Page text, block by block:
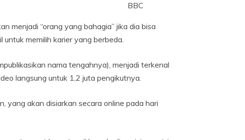
BBC
menjadi “orang yang bahagia” jika dia bisa
memilih karier yang berbeda.
nama tengahnya), menjadi terkenal
langsung untuk 1,2 juta pengikutnya.
yang akan disiarkan secara online pada hari